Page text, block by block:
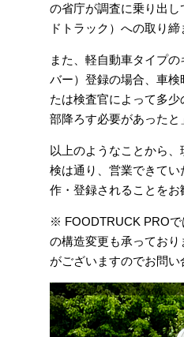
の省庁が調査に乗り出
ドトラック）への取り
また、軽自動車タイプ
バー）登録の場合、車
たは検査官によって多
部降ろす必要があったと
以上のようなことから
検は通り、営業できて
作・登録されることをお
※ FOODTRUCK PROで
の構造変更も承ってお
がございますのでお問い